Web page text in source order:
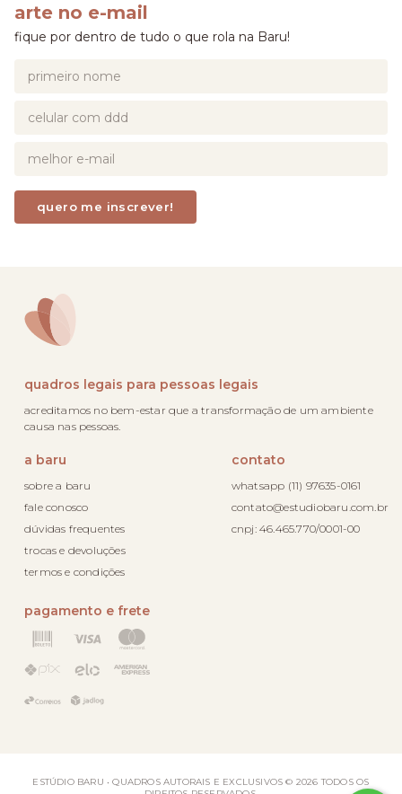
arte no e-mail
fique por dentro de tudo o que rola na Baru!
quadros legais para pessoas legais
acreditamos no bem-estar que a transformação de um ambiente
causa nas pessoas.
a baru
sobre a baru
fale conosco
dúvidas frequentes
trocas e devoluções
termos e condições
contato
whatsapp (11) 97635-0161
contato@estudiobaru.com.br
cnpj: 46.465.770/0001-00
pagamento e frete
ESTÚDIO BARU • QUADROS AUTORAIS E EXCLUSIVOS © 2026 TODOS OS